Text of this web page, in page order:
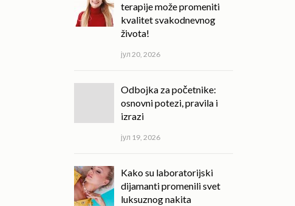
terapije može promeniti
kvalitet svakodnevnog
života!
јул 20, 2026
Odbojka za početnike:
osnovni potezi, pravila i
izrazi
јул 19, 2026
Kako su laboratorijski
dijamanti promenili svet
luksuznog nakita